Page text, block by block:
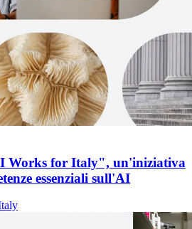
Works for Italy", un'iniziativa
essenziali sull'AI